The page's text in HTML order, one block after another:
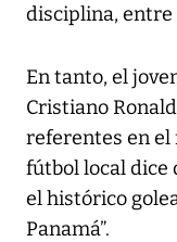
disciplina, entre
En tanto, el
Cristiano
referentes en
fútbol local dice
el histórico
Panamá”.